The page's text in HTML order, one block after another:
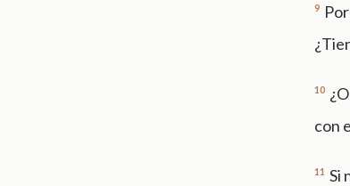
9
10
con
11 Si